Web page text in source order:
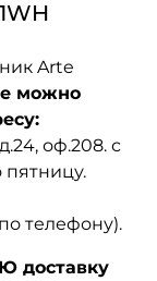
Arte
можно
оф.208. с
пятницу.
телефону).
доставку